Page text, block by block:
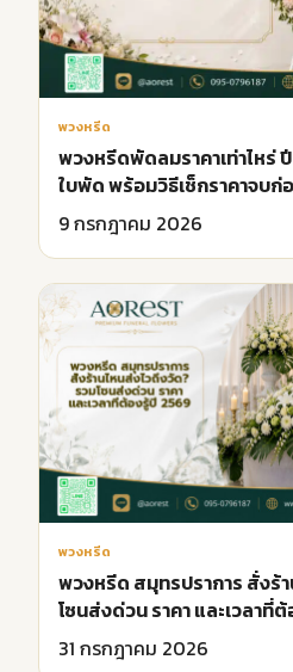
พวงหรีด
พวงหรีดพัดลมราคาเท่าไหร่
ใบพัด พร้อมวิธีเช็กราคาจบก่
9 กรกฎาคม 2026
พวงหรีด
พวงหรีด สมุทรปราการ สั่งร้
โซนส่งด่วน ราคา และเวลาที่
31 กรกฎาคม 2026